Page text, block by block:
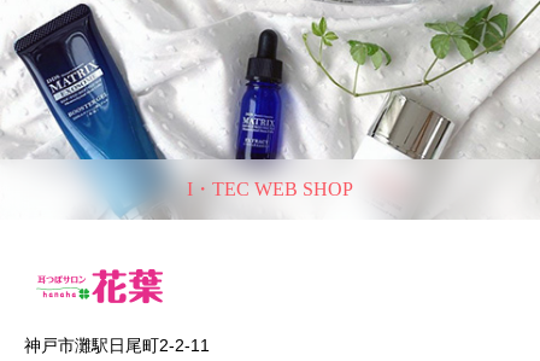
I・TEC WEB SHOP
神戸市灘駅日尾町2-2-11